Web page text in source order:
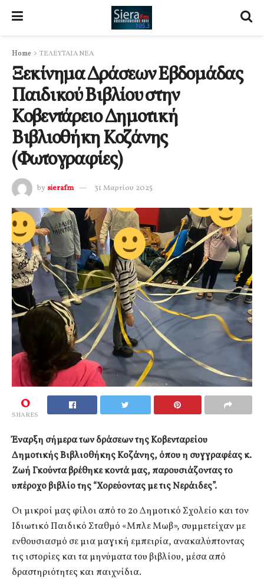
Home ΤΕΛΕΥΤΑΙΑ ΝΕΑ
Ξεκίνημα Δράσεων Εβδομάδας
Παιδικού Βιβλίου στην
Κοβεντάρειο Δημοτική
Βιβλιοθήκη Κοζάνης
(Φωτογραφίες)
by sierafm 31 Μαρτίου 2025
0
SHARES
Έναρξη σήμερα των δράσεων της Κοβενταρείου
Δημοτικής Βιβλιοθήκης Κοζάνης, όπου η συγγραφέας κ.
Ζωή Γκούντα βρέθηκε κοντά μας, παρουσιάζοντας το
υπέροχο βιβλίο της “Χορεύοντας με τις Νεράιδες”.
Οι μικροί μας φίλοι από το 2ο Δημοτικό Σχολείο και τον
Ιδιωτικό Παιδικό Σταθμό «Μπλε Μωβ», συμμετείχαν με
ενθουσιασμό σε μια μαγική εμπειρία, ανακαλύπτοντας
τις ιστορίες και τα μηνύματα του βιβλίου, μέσα από
δραστηριότητες και παιχνίδια.